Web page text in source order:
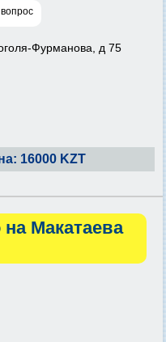
Фурманова, д 75
16000 KZT
на Макатаева